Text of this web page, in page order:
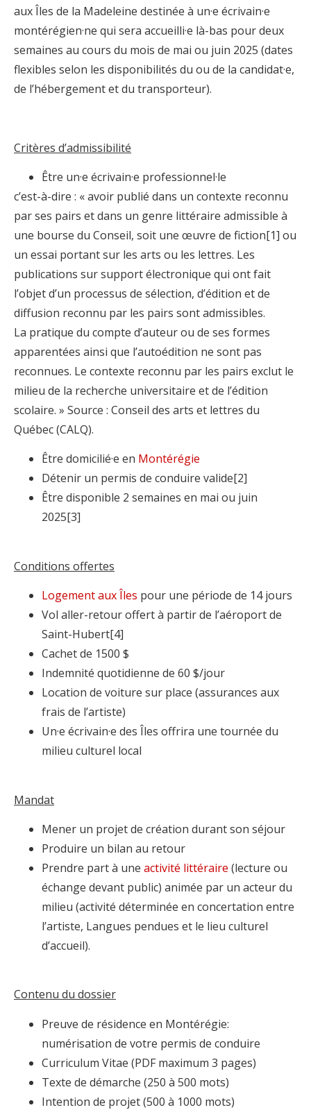
aux Îles de la Madeleine destinée à un·e écrivain·e
montérégien·ne qui sera accueilli·e là-bas pour deux
semaines au cours du mois de mai ou juin 2025 (dates
flexibles selon les disponibilités du ou de la candidat·e,
de l’hébergement et du transporteur).
Critères d’admissibilité
Être un·e écrivain·e professionnel·le
c’est-à-dire : « avoir publié dans un contexte reconnu
par ses pairs et dans un genre littéraire admissible à
une bourse du Conseil, soit une œuvre de fiction[1] ou
un essai portant sur les arts ou les lettres. Les
publications sur support électronique qui ont fait
l’objet d’un processus de sélection, d’édition et de
diffusion reconnu par les pairs sont admissibles.
La pratique du compte d’auteur ou de ses formes
apparentées ainsi que l’autoédition ne sont pas
reconnues. Le contexte reconnu par les pairs exclut le
milieu de la recherche universitaire et de l’édition
scolaire. » Source : Conseil des arts et lettres du
Québec (CALQ).
Être domicilié·e en Montérégie
Détenir un permis de conduire valide[2]
Être disponible 2 semaines en mai ou juin
2025[3]
Conditions offertes
Logement aux Îles pour une période de 14 jours
Vol aller-retour offert à partir de l’aéroport de
Saint-Hubert[4]
Cachet de 1500 $
Indemnité quotidienne de 60 $/jour
Location de voiture sur place (assurances aux
frais de l’artiste)
Un·e écrivain·e des Îles offrira une tournée du
milieu culturel local
Mandat
Mener un projet de création durant son séjour
Produire un bilan au retour
Prendre part à une activité littéraire (lecture ou
échange devant public) animée par un acteur du
milieu (activité déterminée en concertation entre
l’artiste, Langues pendues et le lieu culturel
d’accueil).
Contenu du dossier
Preuve de résidence en Montérégie:
numérisation de votre permis de conduire
Curriculum Vitae (PDF maximum 3 pages)
Texte de démarche (250 à 500 mots)
Intention de projet (500 à 1000 mots)